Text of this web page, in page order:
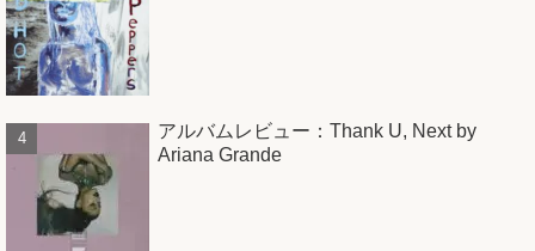
アルバムレビュー：Thank U, Next by
Ariana Grande